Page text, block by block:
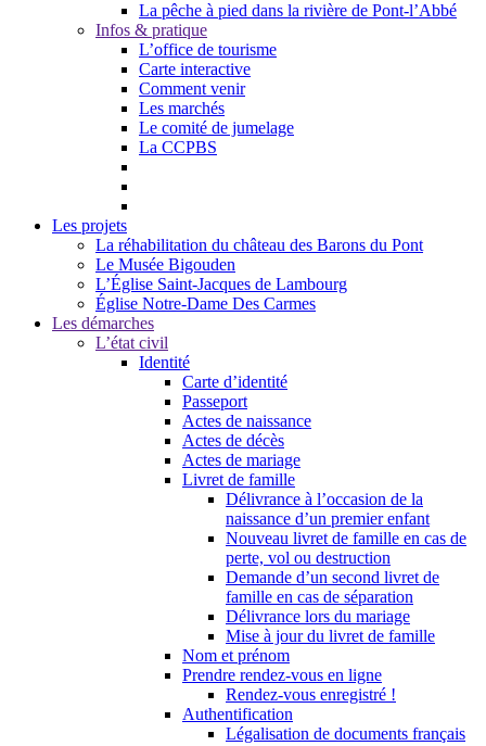
La pêche à pied dans la rivière de Pont-l’Abbé
Infos & pratique
L’office de tourisme
Carte interactive
Comment venir
Les marchés
Le comité de jumelage
La CCPBS
Les projets
La réhabilitation du château des Barons du Pont
Le Musée Bigouden
L’Église Saint-Jacques de Lambourg
Église Notre-Dame Des Carmes
Les démarches
L’état civil
Identité
Carte d’identité
Passeport
Actes de naissance
Actes de décès
Actes de mariage
Livret de famille
Délivrance à l’occasion de la
naissance d’un premier enfant
Nouveau livret de famille en cas de
perte, vol ou destruction
Demande d’un second livret de
famille en cas de séparation
Délivrance lors du mariage
Mise à jour du livret de famille
Nom et prénom
Prendre rendez-vous en ligne
Rendez-vous enregistré !
Authentification
Légalisation de documents français